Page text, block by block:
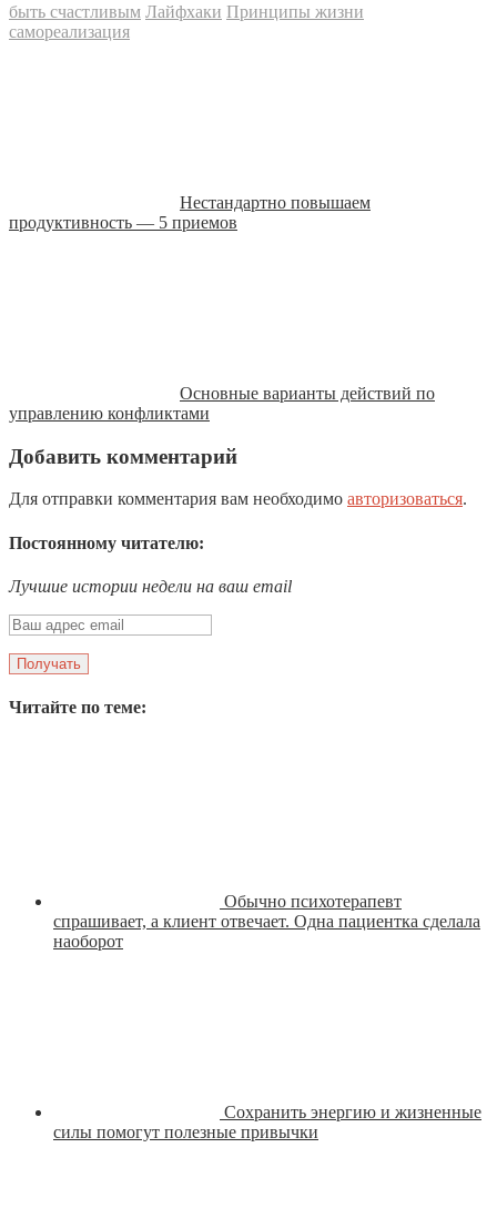
быть счастливым Лайфхаки Принципы жизни
самореализация
Нестандартно повышаем
продуктивность — 5 приемов
Основные варианты действий по
управлению конфликтами
Добавить комментарий
Для отправки комментария вам необходимо авторизоваться.
Постоянному читателю:
Лучшие истории недели на ваш email
Читайте по теме:
Обычно психотерапевт
спрашивает, а клиент отвечает. Одна пациентка сделала
наоборот
Сохранить энергию и жизненные
силы помогут полезные привычки